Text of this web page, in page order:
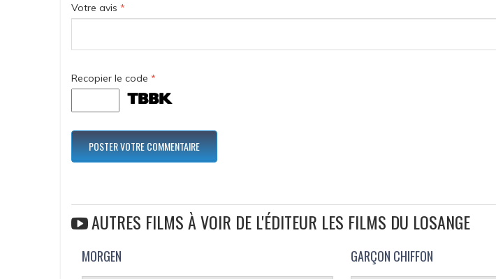
Votre avis *
Recopier le code *
AUTRES FILMS À VOIR DE L'ÉDITEUR LES FILMS DU LOSANGE
MORGEN GARÇON CHIFFON